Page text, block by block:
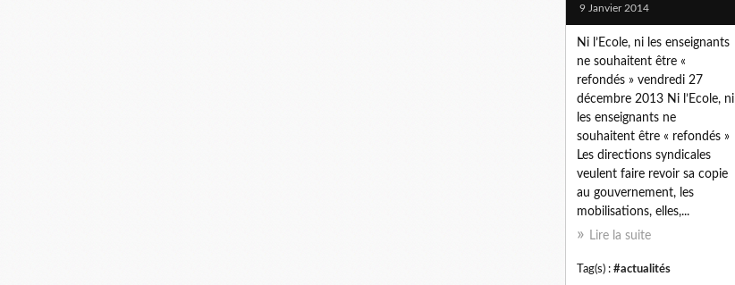
9 Janvier 2014
Ni l’Ecole, ni les enseignants
ne souhaitent être «
refondés » vendredi 27
décembre 2013 Ni l’Ecole, ni
les enseignants ne
souhaitent être « refondés »
Les directions syndicales
veulent faire revoir sa copie
au gouvernement, les
mobilisations, elles,...
Lire la suite
Tag(s) : #actualités